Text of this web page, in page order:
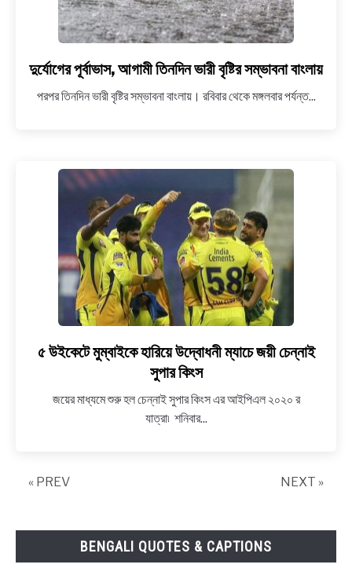
link
দুর্যোগের
বৃষ্টির
সম্ভাবনা
বাংলায়
দুর্যোগের পূর্বাভাস, আগামী তিনদিন ভারী বৃষ্টির সম্ভাবনা বাংলায়
পরপর তিনদিন ভারী বৃষ্টির সম্ভাবনা বাংলায়। রবিবার থেকে মঙ্গলবার পর্যন্ত...
link
to
উইকেটে
মুম্বাইকে
সুপার
৫ উইকেটে মুম্বাইকে হারিয়ে উদ্বোধনী ম্যাচে জয়ী চেন্নাই
সুপার কিংস
জয়ের মাধ্যমে শুরু হল চেন্নাই সুপার কিংস এর আইপিএল ২০২০ র
যাত্রা৷ শনিবার...
« PREV NEXT »
BENGALI QUOTES & CAPTIONS